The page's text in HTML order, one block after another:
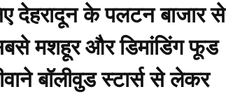
देहरादून के पलटन बाजार से
मशहूर और डिमांडिंग फूड
बॉलीवुड स्टार्स से लेकर